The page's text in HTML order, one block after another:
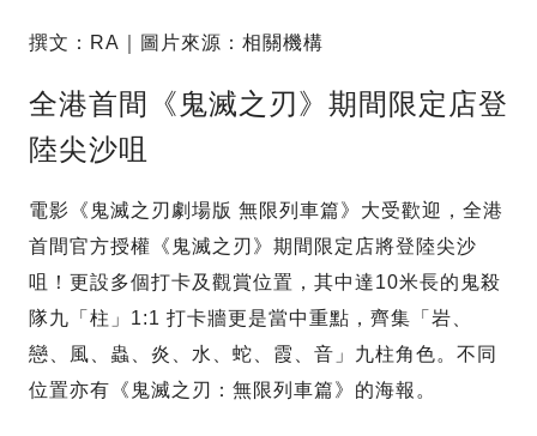
撰文：RA｜圖片來源：相關機構
全港首間《鬼滅之刃》期間限定店登
陸尖沙咀
電影《鬼滅之刃劇場版 無限列車篇》大受歡迎，全港
首間官方授權《鬼滅之刃》期間限定店將登陸尖沙
咀！更設多個打卡及觀賞位置，其中達10米長的鬼殺
隊九「柱」1:1 打卡牆更是當中重點，齊集「岩、
戀、風、蟲、炎、水、蛇、霞、音」九柱角色。不同
位置亦有《鬼滅之刃：無限列車篇》的海報。